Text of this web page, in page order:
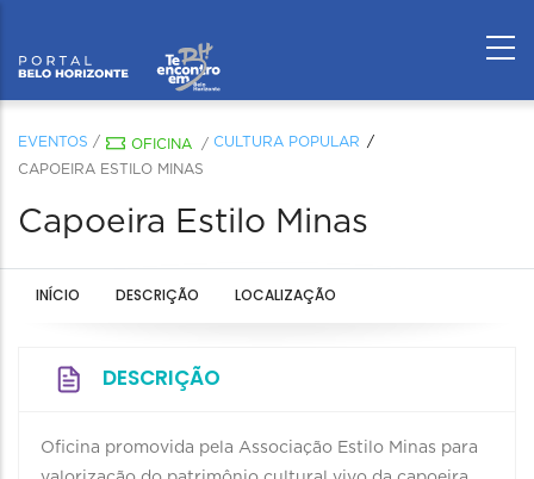
EVENTOS / OFICINA / CULTURA POPULAR
CAPOEIRA ESTILO MINAS
Capoeira Estilo Minas
INÍCIO DESCRIÇÃO LOCALIZAÇÃO
DESCRIÇÃO
Oficina promovida pela Associação Estilo Minas para